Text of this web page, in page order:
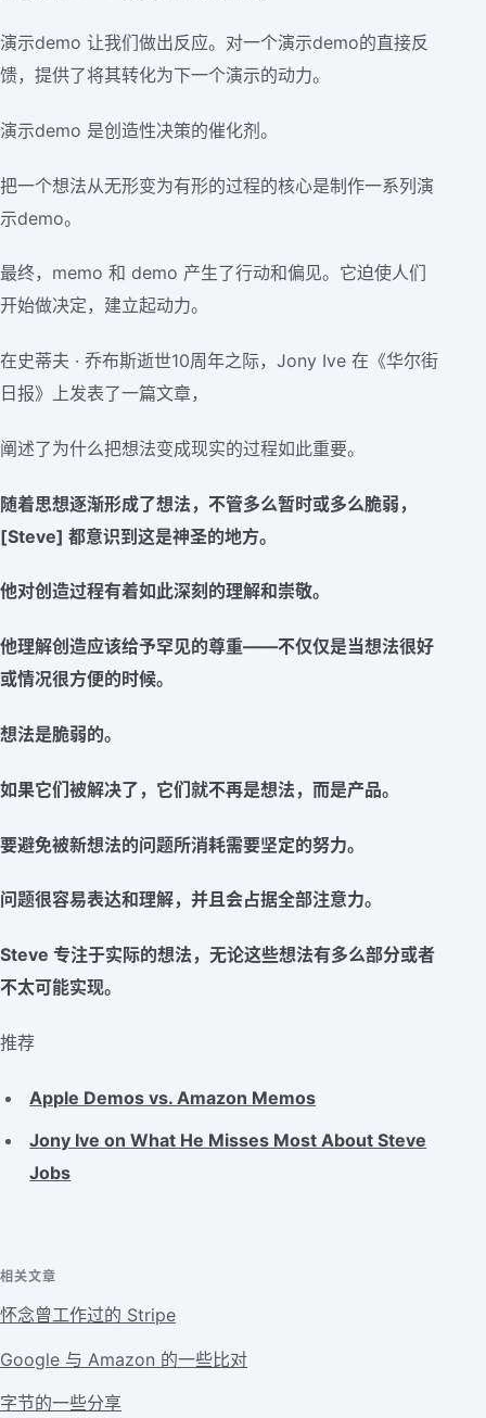
演示demo 让我们做出反应。对一个演示demo的直接反
馈，提供了将其转化为下一个演示的动力。
演示demo 是创造性决策的催化剂。
把一个想法从无形变为有形的过程的核心是制作一系列演
示demo。
最终，memo 和 demo 产生了行动和偏见。它迫使人们
开始做决定，建立起动力。
在史蒂夫 · 乔布斯逝世10周年之际，Jony Ive 在《华尔街
日报》上发表了一篇文章，
阐述了为什么把想法变成现实的过程如此重要。
随着思想逐渐形成了想法，不管多么暂时或多么脆弱，
[Steve] 都意识到这是神圣的地方。
他对创造过程有着如此深刻的理解和崇敬。
他理解创造应该给予罕见的尊重——不仅仅是当想法很好
或情况很方便的时候。
想法是脆弱的。
如果它们被解决了，它们就不再是想法，而是产品。
要避免被新想法的问题所消耗需要坚定的努力。
问题很容易表达和理解，并且会占据全部注意力。
Steve 专注于实际的想法，无论这些想法有多么部分或者
不太可能实现。
推荐
Apple Demos vs. Amazon Memos
Jony Ive on What He Misses Most About Steve
Jobs
相关文章
怀念曾工作过的 Stripe
Google 与 Amazon 的一些比对
字节的一些分享